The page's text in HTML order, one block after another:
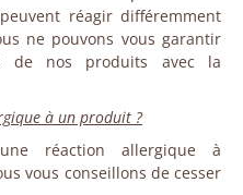
réagir différemment
ne pouvons vous garantir
de nos produits avec la
à un produit ?
réaction allergique à
vous conseillons de cesser